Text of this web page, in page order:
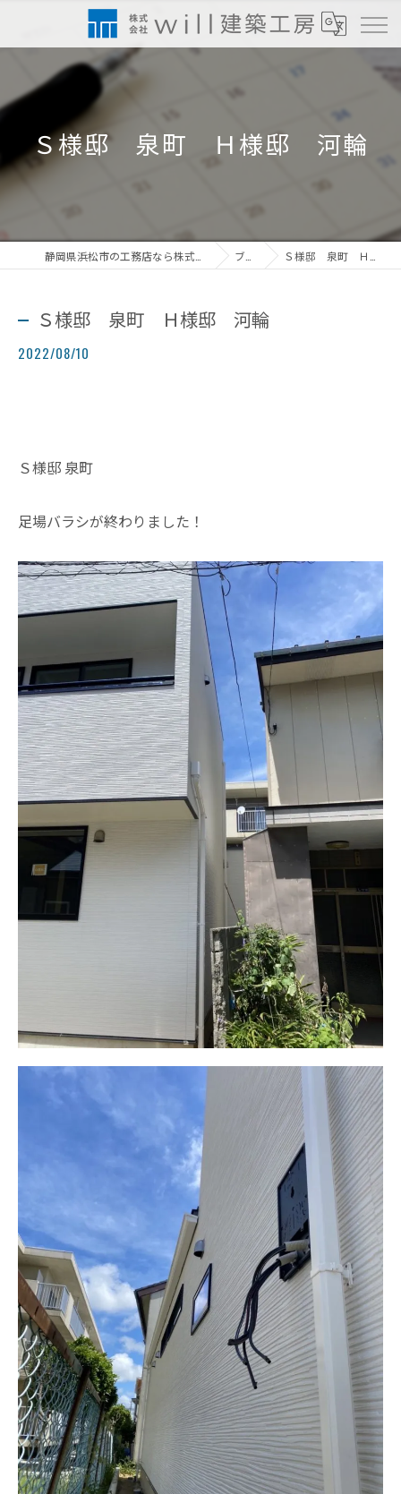
Ｓ様邸 泉町 Ｈ様邸 河輪
ブログ Ｓ様邸 泉町 Ｈ様邸 河輪
Ｓ様邸 泉町 Ｈ様邸 河輪
2022/08/10
Ｓ様邸 泉町
足場バラシが終わりました！